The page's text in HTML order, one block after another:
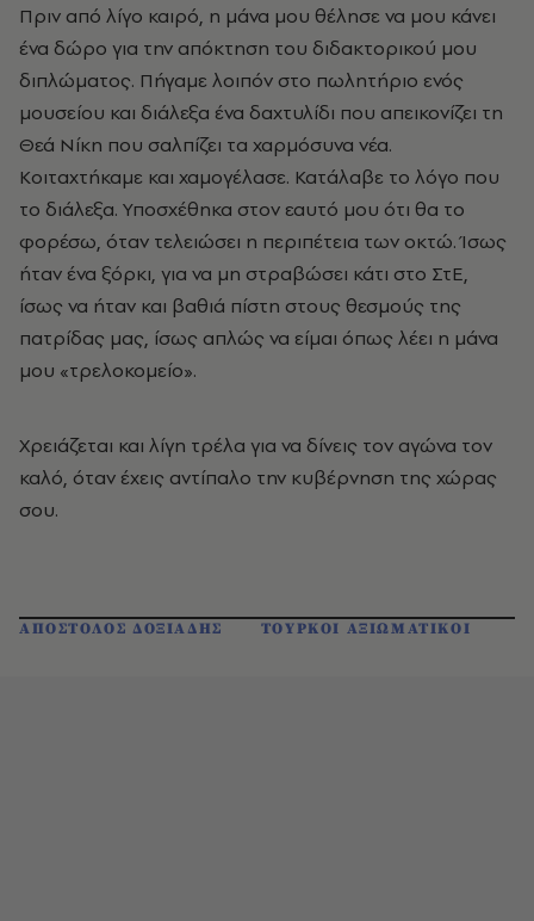
Πριν από λίγο καιρό, η μάνα μου θέλησε να μου κάνει
ένα δώρο για την απόκτηση του διδακτορικού μου
διπλώματος. Πήγαμε λοιπόν στο πωλητήριο ενός
μουσείου και διάλεξα ένα δαχτυλίδι που απεικονίζει τη
Θεά Νίκη που σαλπίζει τα χαρμόσυνα νέα.
Κοιταχτήκαμε και χαμογέλασε. Κατάλαβε το λόγο που
το διάλεξα. Υποσχέθηκα στον εαυτό μου ότι θα το
φορέσω, όταν τελειώσει η περιπέτεια των οκτώ. Ίσως
ήταν ένα ξόρκι, για να μη στραβώσει κάτι στο ΣτΕ,
ίσως να ήταν και βαθιά πίστη στους θεσμούς της
πατρίδας μας, ίσως απλώς να είμαι όπως λέει η μάνα
μου «τρελοκομείο».
Χρειάζεται και λίγη τρέλα για να δίνεις τον αγώνα τον
καλό, όταν έχεις αντίπαλο την κυβέρνηση της χώρας
σου.
ΑΠΟΣΤΟΛΟΣ ΔΟΞΙΑΔΗΣ ΤΟΥΡΚΟΙ ΑΞΙΩΜΑΤΙΚΟΙ